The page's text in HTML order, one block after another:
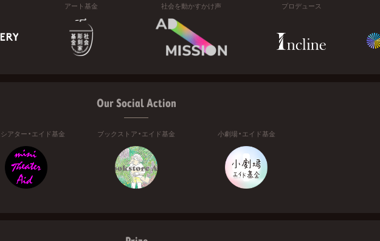
アート基金 社会を動かすかけ声 プロデュース
Our Social Action
アター・エイド基金 ブックストア・エイド基金 小劇場・エイド基金